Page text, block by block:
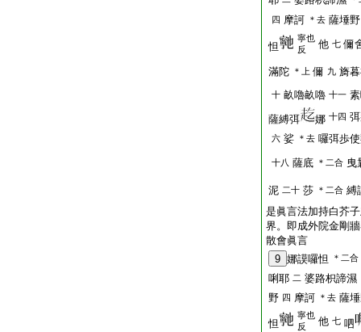
四 摩訶 ＊去 薩埵野
怛
寧也
反
他 七 儞
滿陀 ＊上 儞 九 旖
十 畝嚕畝嚕 十一
薩縛弭
娜 十四
六 娑 ＊去 囉弭歩
十八 薩底 ＊二合 曳
泥 二十 莎 ＊二合 縛
是眞言法加持白芥
界。即成外院金剛
散會眞言
9 娜謨囉怛 ＊二合
唎耶 二 婆路枳諦濕
野 四 摩訶 ＊去 薩
怛
寧也
反
他 七 呬